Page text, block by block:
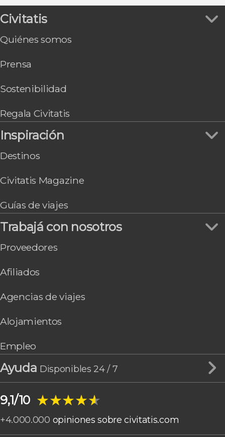
Miami
Page
Washington
Honolulu
Civitatis
Quiénes somos
Prensa
Sostenibilidad
Regala Civitatis
Inspiración
Destinos
Civitatis Magazine
Guías de viajes
Trabajá con nosotros
Proveedores
Afiliados
Agencias de viajes
Alojamientos
Empleo
Ayuda Disponibles 24 / 7
9,1/10 ★★★★★
★★★★★
+4.000.000 opiniones sobre civitatis.com